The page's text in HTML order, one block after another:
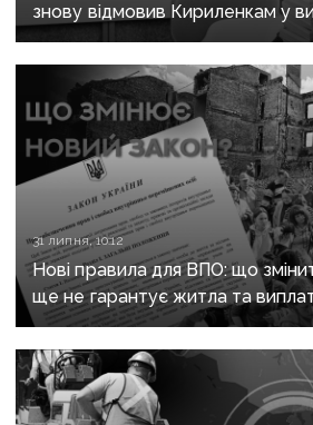
знову відмовив Кириленкам у
31 липня, 10:12
Нові правила для ВПО: що
ще не гарантує житла та